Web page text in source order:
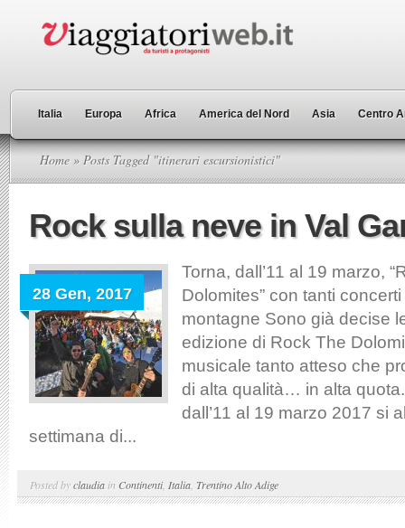
Italia Europa Africa America del Nord Asia Centro
Home » Posts Tagged "itinerari escursionistici"
Rock sulla neve in Val
28 Gen, 2017
Torna, dall’11 al 19 marzo,
Dolomites” con tanti
montagne Sono già decise
edizione di Rock The
musicale tanto atteso che
di alta qualità… in alta
dall’11 al 19 marzo 2017 si
settimana di...
Posted byclaudia in Continenti, Italia Trentino Alto Adige